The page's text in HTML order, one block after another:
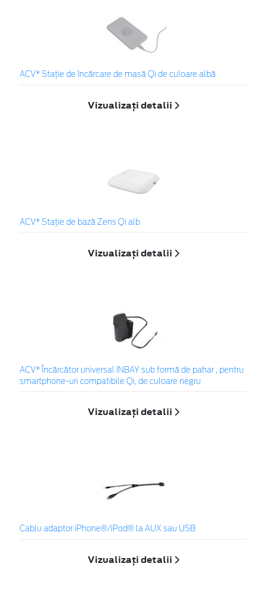
ACV* Stație de încărcare de masă Qi de culoare albă
Vizualizați detalii
ACV* Stație de bază Zens Qi alb
Vizualizați detalii
ACV* Încărcător universal INBAY sub formă de pahar , pentru
smartphone-uri compatibile Qi, de culoare negru
Vizualizați detalii
Cablu adaptor iPhone®/iPod® la AUX sau USB
Vizualizați detalii